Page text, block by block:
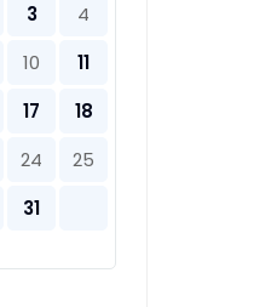
3
4
10
11
17
18
24
25
31